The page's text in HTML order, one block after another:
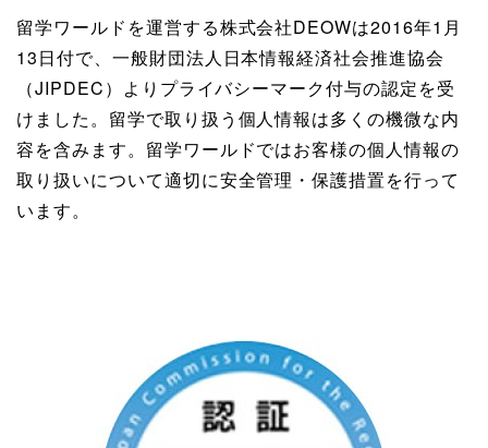
留学ワールドを運営する株式会社DEOWは2016年1月
13日付で、一般財団法人日本情報経済社会推進協会
（JIPDEC）よりプライバシーマーク付与の認定を受
けました。留学で取り扱う個人情報は多くの機微な内
容を含みます。留学ワールドではお客様の個人情報の
取り扱いについて適切に安全管理・保護措置を行って
います。